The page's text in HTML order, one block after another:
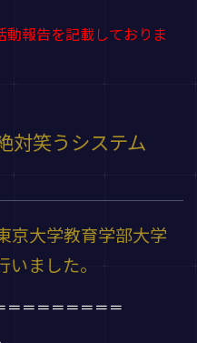
報告を記載しておりま
笑うシステム
大学教育学部大学
ました。
＝＝＝＝＝＝＝＝